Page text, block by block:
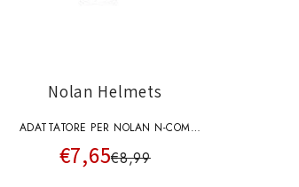
Nolan Helmets
ADATTATORE PER NOLAN N-COM
BLUETOOTH KIT MULTI
€7,65€8,99